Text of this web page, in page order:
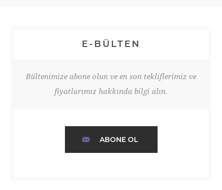
E-BÜLTEN
Bültenimize abone olun ve en son tekliflerimiz ve
fiyatlarımız hakkında bilgi alın.
ABONE OL